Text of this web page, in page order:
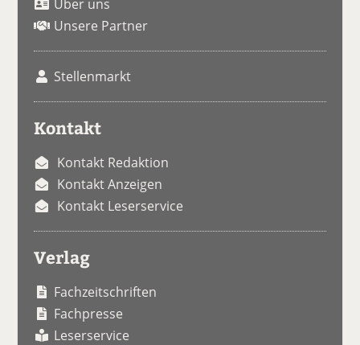
Über uns
Unsere Partner
Stellenmarkt
Kontakt
Kontakt Redaktion
Kontakt Anzeigen
Kontakt Leserservice
Verlag
Fachzeitschriften
Fachpresse
Leserservice